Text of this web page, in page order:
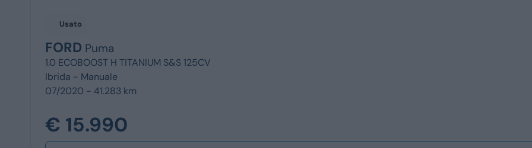
Usato
FORD Puma
1.0 ECOBOOST H TITANIUM S&S 125CV
Ibrida - Manuale
07/2020 - 41.283 km
€ 15.990